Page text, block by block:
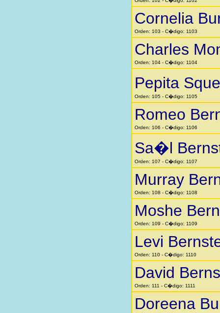
Cornelia
Orden: 103 - C�digo: 1103
Charles
Orden: 104 - C�digo: 1104
Pepita
Orden: 105 - C�digo: 1105
Romeo
Orden: 106 - C�digo: 1106
Sa�l
Orden: 107 - C�digo: 1107
Murray
Orden: 108 - C�digo: 1108
Moshe
Orden: 109 - C�digo: 1109
Levi
Orden: 110 - C�digo: 1110
David
Orden: 111 - C�digo: 1111
Doreena